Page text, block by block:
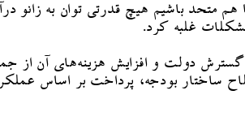
متحد باشیم هیچ قدرتی توان به زانو
غلبه کرد.
دولت و افزایش هزینه‌های آن
بودجه، پرداخت بر اساس